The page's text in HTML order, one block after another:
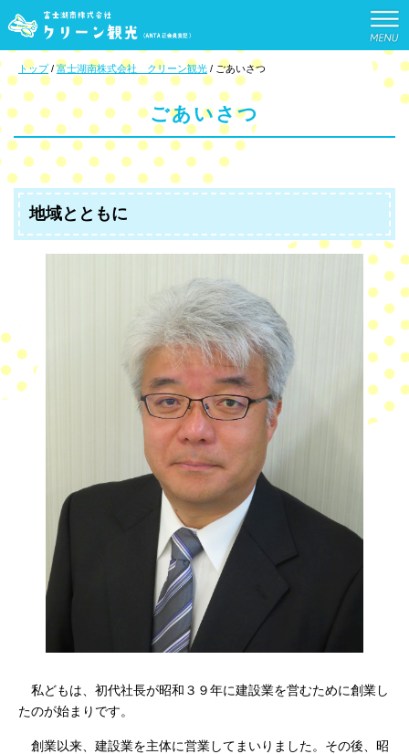
このページの本文へ
現
の
位
置：
トップ/富士湖南株式会社 クリーン観光 / ごあいさつ
ごあいさつ
地域とともに
私どもは、初代社長が昭和３９年に建設業を営むために創業し
たのが始まりです。
創業以来、建設業を主体に営業してまいりました。その後、昭